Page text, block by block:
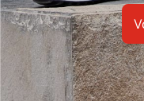
🏃‍♀️🏃‍♂️ Zona del
👀 Lo Nuevo